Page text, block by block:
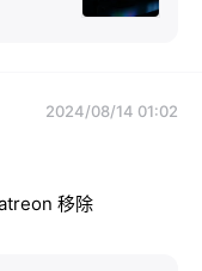
2024/08/14 01:02